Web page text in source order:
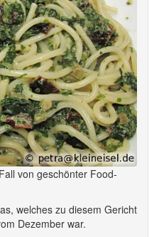
von geschönter Food-
welches zu diesem Gericht
Dezember war.